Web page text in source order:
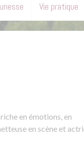
Vie pratique
en émotions, en
en scène et